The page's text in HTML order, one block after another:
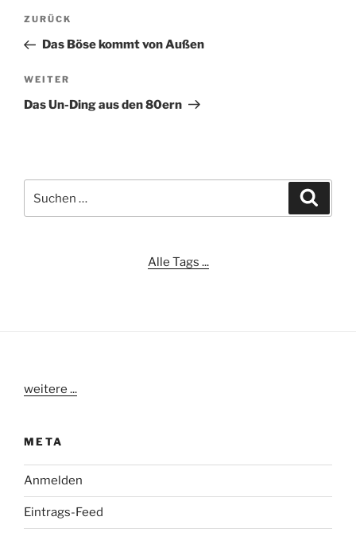
Beitragsnavigation
Vorheriger
Beitrag
ZURÜCK
Das Böse kommt von Außen
Nächster
Beitrag
WEITER
Das Un-Ding aus den 80ern
nach:
Alle Tags ...
weitere ...
META
Anmelden
Eintrags-Feed